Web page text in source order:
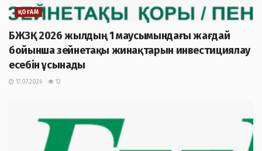
ҚОҒАМ
БЖЗҚ 2026 жылдың 1 маусымындағы жағдай
бойынша зейнетақы жинақтарын инвестициялау
есебін ұсынады
17.07.2026 12